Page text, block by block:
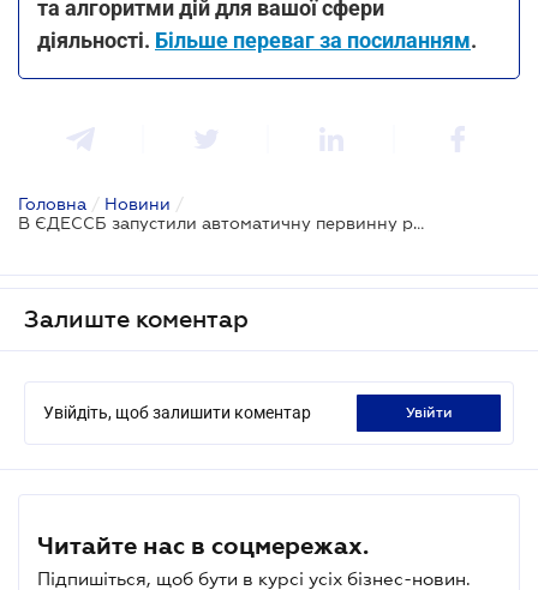
та алгоритми дій для вашої сфери
діяльності. Більше переваг за посиланням.
Головна / Новини /
В ЄДЕССБ запустили автоматичну первинну реєстрацію спеціальних майнових прав
Залиште коментар
Увійдіть, щоб залишити коментар увійти
Читайте нас в соцмережах.
Підпишіться, щоб бути в курсі усіх бізнес-новин.